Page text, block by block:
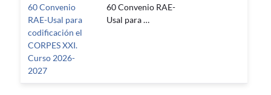
60 Convenio
RAE-Usal para
codificación el
CORPES XXI.
Curso 2026-
2027
60 Convenio RAE-
Usal para …